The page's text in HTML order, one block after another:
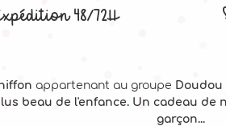
48/72H
appartenant au groupe Doudou
beau de l'enfance. Un cadeau
garçon...